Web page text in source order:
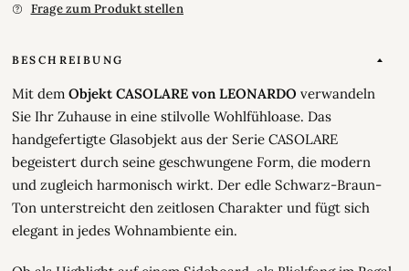
Frage zum Produkt stellen
BESCHREIBUNG
Mit dem Objekt CASOLARE von LEONARDO verwandeln
Sie Ihr Zuhause in eine stilvolle Wohlfühloase. Das
handgefertigte Glasobjekt aus der Serie CASOLARE
begeistert durch seine geschwungene Form, die modern
und zugleich harmonisch wirkt. Der edle Schwarz-Braun-
Ton unterstreicht den zeitlosen Charakter und fügt sich
elegant in jedes Wohnambiente ein.